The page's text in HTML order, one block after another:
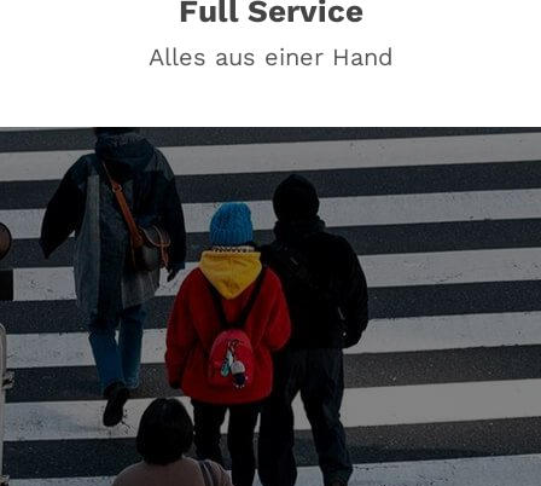
Full Service
Alles aus einer Hand